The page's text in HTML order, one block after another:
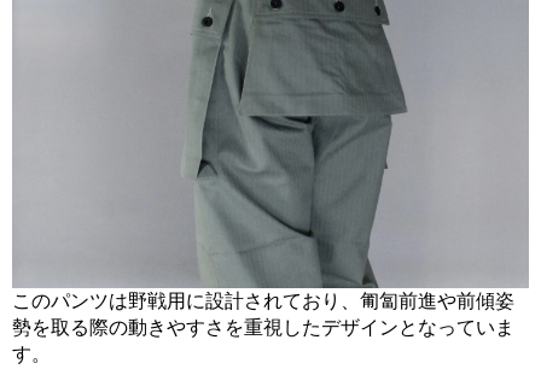
このパンツは野戦用に設計されており、匍匐前進や前傾姿
勢を取る際の動きやすさを重視したデザインとなっていま
す。